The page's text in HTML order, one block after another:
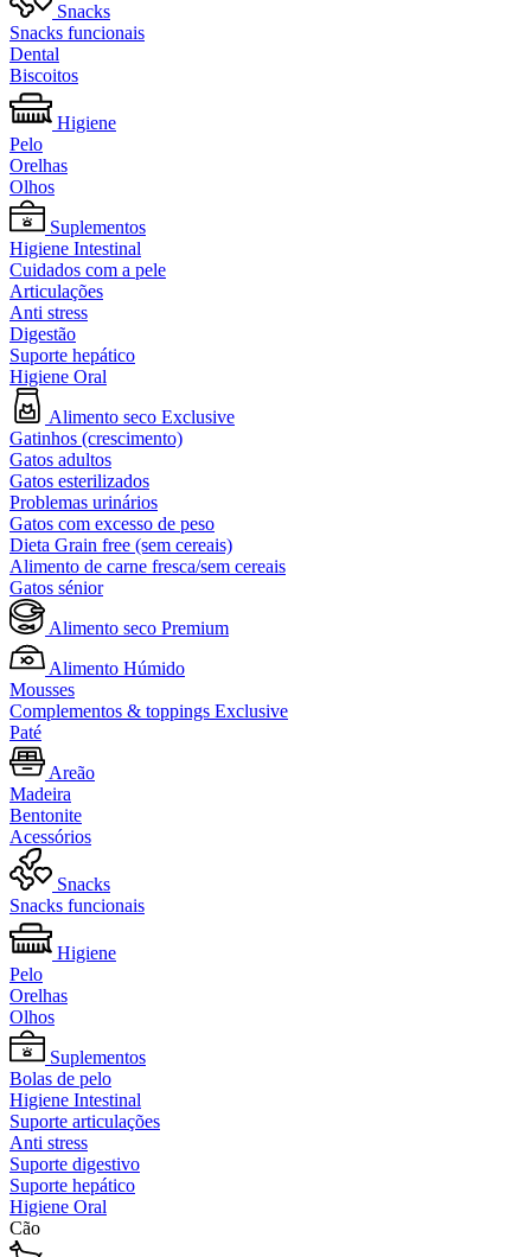
Snacks
Snacks funcionais
Dental
Biscoitos
Higiene
Pelo
Orelhas
Olhos
Suplementos
Higiene Intestinal
Cuidados com a pele
Articulações
Anti stress
Digestão
Suporte hepático
Higiene Oral
Alimento seco Exclusive
Gatinhos (crescimento)
Gatos adultos
Gatos esterilizados
Problemas urinários
Gatos com excesso de peso
Dieta Grain free (sem cereais)
Alimento de carne fresca/sem cereais
Gatos sénior
Alimento seco Premium
Alimento Húmido
Mousses
Complementos & toppings Exclusive
Paté
Areão
Madeira
Bentonite
Acessórios
Snacks
Snacks funcionais
Higiene
Pelo
Orelhas
Olhos
Suplementos
Bolas de pelo
Higiene Intestinal
Suporte articulações
Anti stress
Suporte digestivo
Suporte hepático
Higiene Oral
Cão